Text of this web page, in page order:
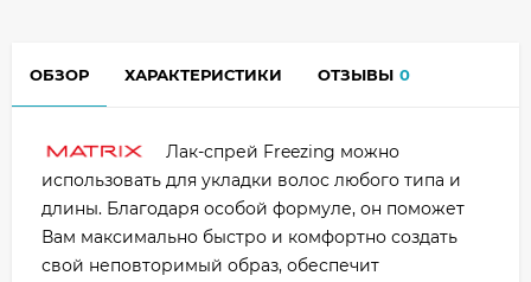
ОБЗОР ХАРАКТЕРИСТИКИ ОТЗЫВЫ 0
Лак-спрей Freezing можно
использовать для укладки волос любого типа и
длины. Благодаря особой формуле, он поможет
Вам максимально быстро и комфортно создать
свой неповторимый образ, обеспечит